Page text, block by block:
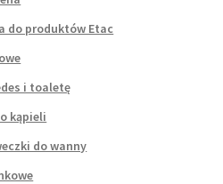
do produktów Etac
i toaletę
kąpieli
do wanny